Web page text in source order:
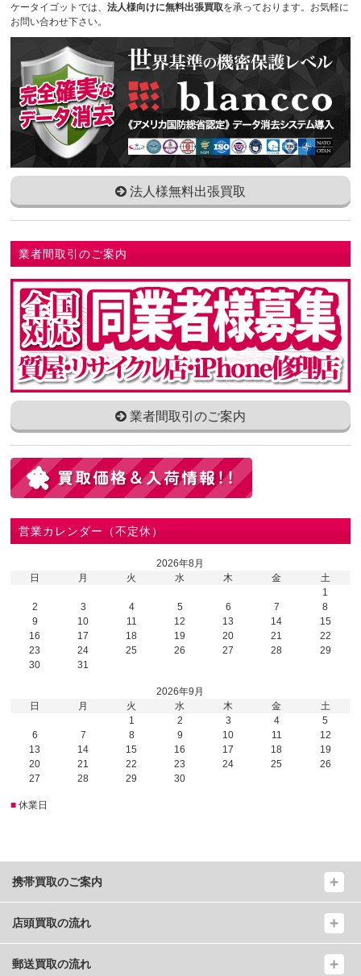
ケータイゴットでは、法人様向けに無料出張買取を承っております。お気軽に
お問い合わせ下さい。
法人様無料出張買取
業者間取引のご案内
業者間取引のご案内
営業カレンダー（不定休）
2026年8月
日
月 火 水 木 金
土
1
2
3 4 5 6 7
8
9
10 11 12 13 14
15
16
17 18 19 20 21
22
23
24 25 26 27 28
29
30
31
2026年9月
日
月 火 水 木 金
土
1
2 3 4
5
6
7 8 9 10 11
12
13
14 15 16 17 18
19
20
21 22 23 24 25
26
27
28 29 30
■ 休業日
携帯買取のご案内
店頭買取の流れ
郵送買取の流れ